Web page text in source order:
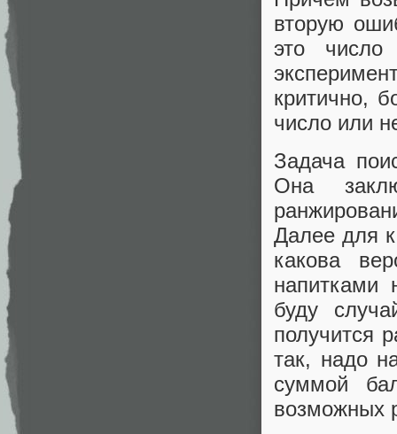
вторую
это число
критично,
число или
Задача
Она
Далее для
какова
напитками
буду
получится
так, надо
суммой
возможных